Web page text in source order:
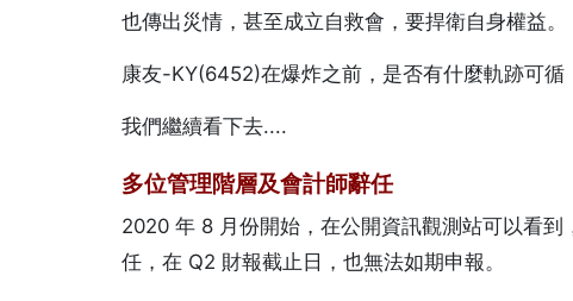
也傳出災情，甚至成立自救會，要捍衛自身權益。
康友-KY(6452)在爆炸之前，是否有什麼軌跡可循
我們繼續看下去....
多位管理階層及會計師辭任
2020 年 8 月份開始，在公開資訊觀測站可以看
任，在 Q2 財報截止日，也無法如期申報。